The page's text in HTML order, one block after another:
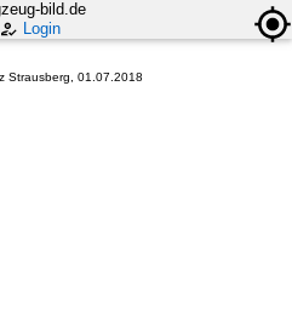
bild.de
Login
Strausberg, 01.07.2018